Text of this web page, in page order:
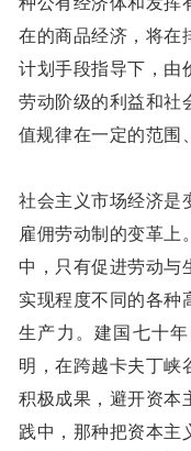
在的商品经济，将在
计划手段指导下，由
劳动阶级的利益和社
值规律在一定的范围
社会主义市场经济是
雇佣劳动制的变革上
中，只有促进劳动与
实现程度不同的各种
生产力。建国七十
明，在跨越卡夫丁峡
积极成果，避开资本
践中，那种把资本主